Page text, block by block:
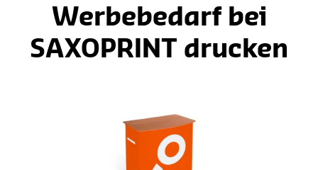
Werbebedarf bei
SAXOPRINT drucken